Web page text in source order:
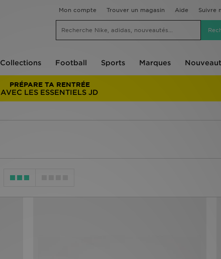
Mon compte Trouver un magasin Aide Suivre
Collections Football Sports Marques
PRÉPARE TA RENTRÉE
AVEC LES ESSENTIELS JD